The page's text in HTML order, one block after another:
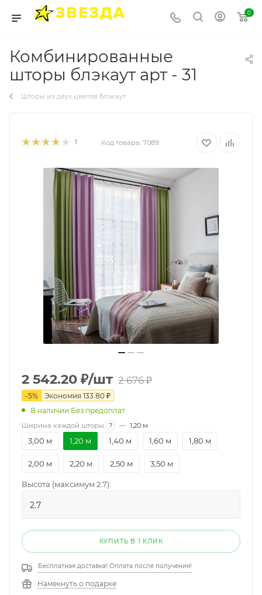
0
Комбинированные
шторы блэкаут арт - 31
Шторы из двух цветов блэкаут
1 Код товара: 7089
2 542.20 ₽/шт 2 676₽
-5% Экономия 133.80 ₽
В наличии Без предоплат
Ширина каждой шторы ? — 1,20 м
3,00 м 1,20 м 1,40 м 1,60 м 1,80 м
2,00 м 2,20 м 2,50 м 3,50 м
Высота (максимум 2.7):
КУПИТЬ В 1 КЛИК
Бесплатная доставка! Оплата после получения!
Намекнуть о подарке